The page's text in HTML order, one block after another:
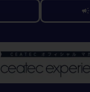
campaign